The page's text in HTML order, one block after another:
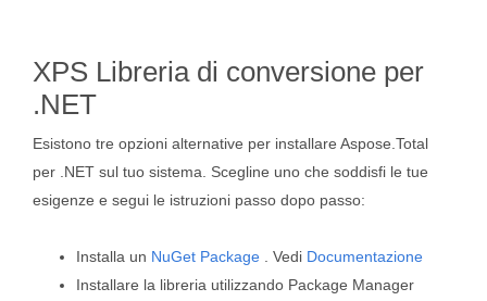
XPS Libreria di conversione per
.NET
Esistono tre opzioni alternative per installare Aspose.Total
per .NET sul tuo sistema. Scegline uno che soddisfi le tue
esigenze e segui le istruzioni passo dopo passo:
Installa un NuGet Package . Vedi Documentazione
Installare la libreria utilizzando Package Manager